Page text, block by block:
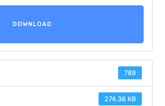
DOWNLOAD
789
274.36 KB